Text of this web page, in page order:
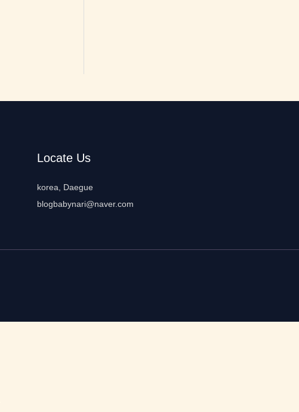
Locate Us
korea, Daegue
blogbabynari@naver.com